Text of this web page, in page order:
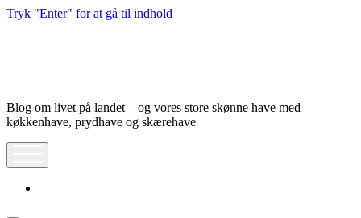
Tryk "Enter" for at gå til indhold
Blog om livet på landet – og vores store skønne have med
køkkenhave, prydhave og skærehave